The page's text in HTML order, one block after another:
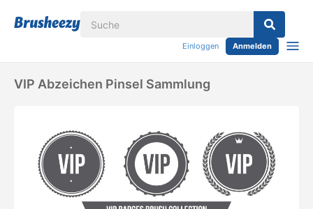
Einloggen Anmelden
VIP Abzeichen Pinsel Sammlung